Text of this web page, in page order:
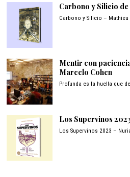
Carbono y Silicio
Carbono y Silicio –
Mentir con
Marcelo Cohen
Profunda es la huella que
Los Supervinos
Los Supervinos 2023 –